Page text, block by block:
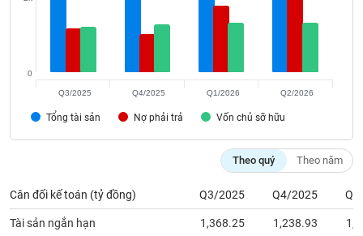
Tổng tài sản Nợ phải trả Vốn chủ sỡ hữu
0
Q3/2025 Q4/2025 Q1/2026 Q2/2026
Theo quý Theo năm
Cân đối kế toán (tỷ đồng) Q3/2025 Q4/2025
Tài sản ngắn hạn 1,368.25 1,238.93
Sách
cụ
đầu
tư